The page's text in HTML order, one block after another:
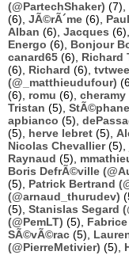
(@PartechShaker) (7),
(6), JÃ©rÃ´me (6), Paul
Alban (6), Jacques (6),
Energo (6), Bonjour
canard65 (6), Richard
(6), Richard (6),
(@_matthieudufour)
(6), romu (6), cheramy
Tristan (5), StÃ©phane
apbianco (5),
(5), herve lebret (5),
Nicolas Chevallier(5),
Raynaud (5),
Boris DefrÃ©ville
(5), Patrick Bertrand
(@arnaud_thurudev)
(5), Stanislas Segard
(@PemLT) (5),
SÃ©vÃ©rac (5),
(@PierreMetivier) (5),